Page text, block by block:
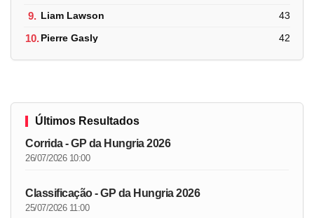
9. Liam Lawson 43
10.Pierre Gasly 42
Últimos Resultados
Corrida - GP da Hungria 2026
26/07/2026 10:00
Classificação - GP da Hungria 2026
25/07/2026 11:00